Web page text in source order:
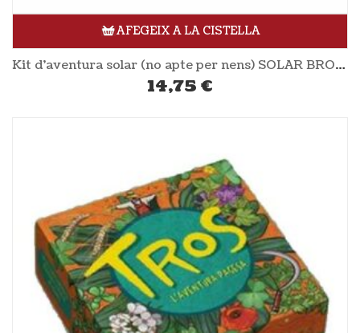
AFEGEIX A LA CISTELLA
Kit d’aventura solar (no apte per nens) SOLAR BROTHER
14,75 €